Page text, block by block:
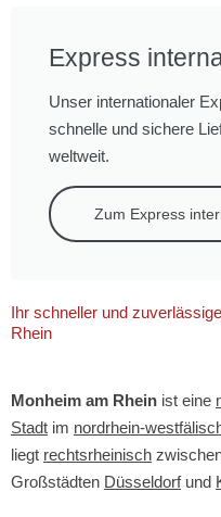
Express
Unser internationaler
schnelle und sichere
weltweit.
Zum Express
Ihr schneller und
Rhein
Monheim am Rhein ist eine
Stadt im nordrhein-
liegt rechtsrheinisch
Großstädten Düsseldorfund